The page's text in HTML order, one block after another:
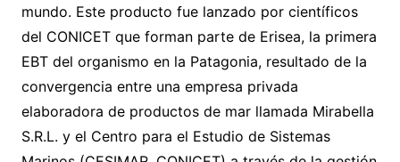
mundo. Este producto fue lanzado por científicos
del CONICET que forman parte de Erisea, la primera
EBT del organismo en la Patagonia, resultado de la
convergencia entre una empresa privada
elaboradora de productos de mar llamada Mirabella
S.R.L. y el Centro para el Estudio de Sistemas